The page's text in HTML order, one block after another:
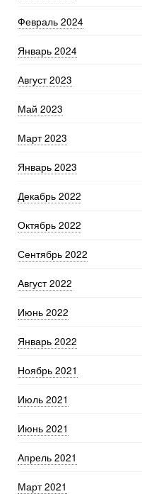
Февраль 2024
Январь 2024
Август 2023
Май 2023
Март 2023
Январь 2023
Декабрь 2022
Октябрь 2022
Сентябрь 2022
Август 2022
Июнь 2022
Январь 2022
Ноябрь 2021
Июль 2021
Июнь 2021
Апрель 2021
Март 2021